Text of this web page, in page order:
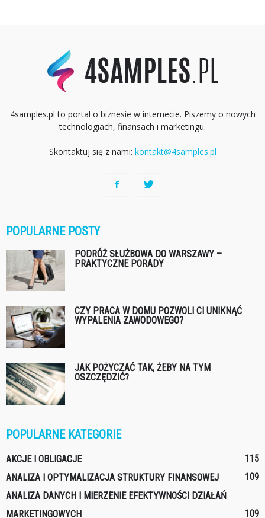
4samples.pl to portal o biznesie w internecie. Piszemy o nowych
technologiach, finansach i marketingu.
Skontaktuj się z nami: kontakt@4samples.pl
POPULARNE POSTY
PODRÓŻ SŁUŻBOWA DO WARSZAWY –
PRAKTYCZNE PORADY
CZY PRACA W DOMU POZWOLI CI UNIKNĄĆ
WYPALENIA ZAWODOWEGO?
JAK POŻYCZAĆ TAK, ŻEBY NA TYM
OSZCZĘDZIĆ?
POPULARNE KATEGORIE
AKCJE I OBLIGACJE
115
ANALIZA I OPTYMALIZACJA STRUKTURY FINANSOWEJ
109
ANALIZA DANYCH I MIERZENIE EFEKTYWNOŚCI DZIAŁAŃ
MARKETINGOWYCH
109